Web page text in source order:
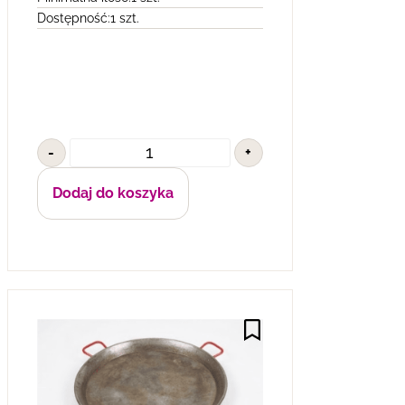
Dostępność:1 szt.
- +
Dodaj do koszyka